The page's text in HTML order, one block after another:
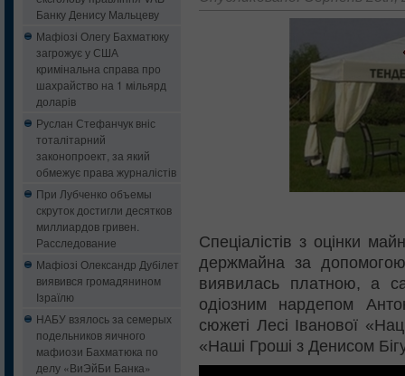
Банку Денису Мальцеву
Мафіозі Олегу Бахматюку
загрожує у США
кримінальна справа про
шахрайство на 1 мільярд
доларів
Руслан Стефанчук вніс
тоталітарний
законопроект, за який
обмежує права журналістів
При Лубченко объемы
скруток достигли десятков
миллиардов гривен.
Расследование
Мафіозі Олександр Дубілет
виявився громадянином
Ізраїлю
НАБУ взялось за семерых
подельников яичного
мафиози Бахматюка по
делу «ВиЭйБи Банка»
Спеціалістів з оцінки
держмайна за допомогою
виявилась платною, а
одіозним нардепом
сюжеті Лесі Іванової
«Наші Гроші з Денисом